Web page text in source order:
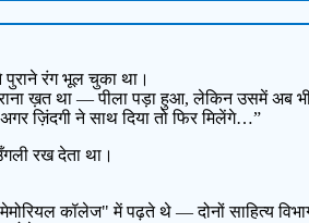
रंग भूल चुका था।
ख़त था — पीला पड़ा हुआ, लेकिन उसमें अब
ज़िंदगी ने साथ दिया तो फिर मिलेंगे…”
रख देता था।
कॉलेज" में पढ़ते थे — दोनों साहित्य